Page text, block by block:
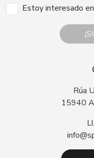
Estoy interesado
Rúa
15940